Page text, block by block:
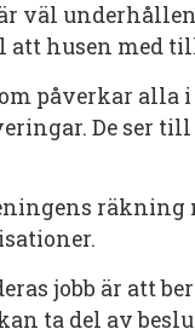
väl
husen med
påverkar alla
De ser
räkning
jobb är att
ta del av